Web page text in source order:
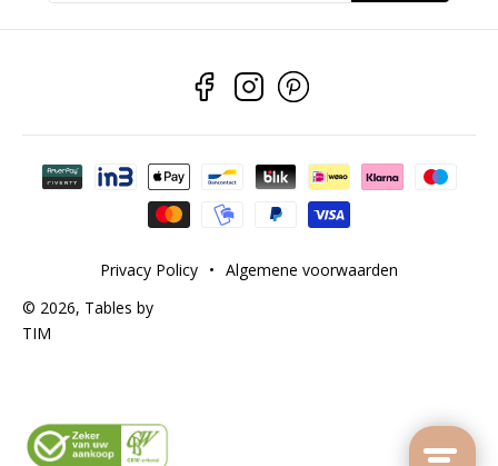
© 2026, Tables by
TIM
Privacy Policy • Algemene voorwaarden